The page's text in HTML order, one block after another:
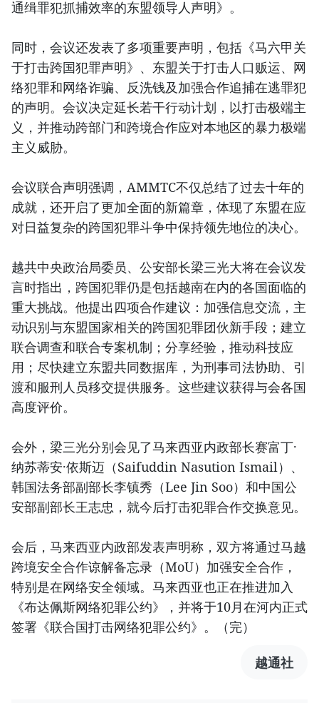
通缉罪犯抓捕效率的东盟领导人声明》。
同时，会议还发表了多项重要声明，包括《马六甲关
于打击跨国犯罪声明》、东盟关于打击人口贩运、网
络犯罪和网络诈骗、反洗钱及加强合作追捕在逃罪犯
的声明。会议决定延长若干行动计划，以打击极端主
义，并推动跨部门和跨境合作应对本地区的暴力极端
主义威胁。
会议联合声明强调，AMMTC不仅总结了过去十年的
成就，还开启了更加全面的新篇章，体现了东盟在应
对日益复杂的跨国犯罪斗争中保持领先地位的决心。
越共中央政治局委员、公安部长梁三光大将在会议发
言时指出，跨国犯罪仍是包括越南在内的各国面临的
重大挑战。他提出四项合作建议：加强信息交流，主
动识别与东盟国家相关的跨国犯罪团伙新手段；建立
联合调查和联合专案机制；分享经验，推动科技应
用；尽快建立东盟共同数据库，为刑事司法协助、引
渡和服刑人员移交提供服务。这些建议获得与会各国
高度评价。
会外，梁三光分别会见了马来西亚内政部长赛富丁·
纳苏蒂安·依斯迈（Saifuddin Nasution Ismail）、
韩国法务部副部长李镇秀（Lee Jin Soo）和中国公
安部副部长王志忠，就今后打击犯罪合作交换意见。
会后，马来西亚内政部发表声明称，双方将通过马越
跨境安全合作谅解备忘录（MoU）加强安全合作，
特别是在网络安全领域。马来西亚也正在推进加入
《布达佩斯网络犯罪公约》，并将于10月在河内正式
签署《联合国打击网络犯罪公约》。（完）
越通社